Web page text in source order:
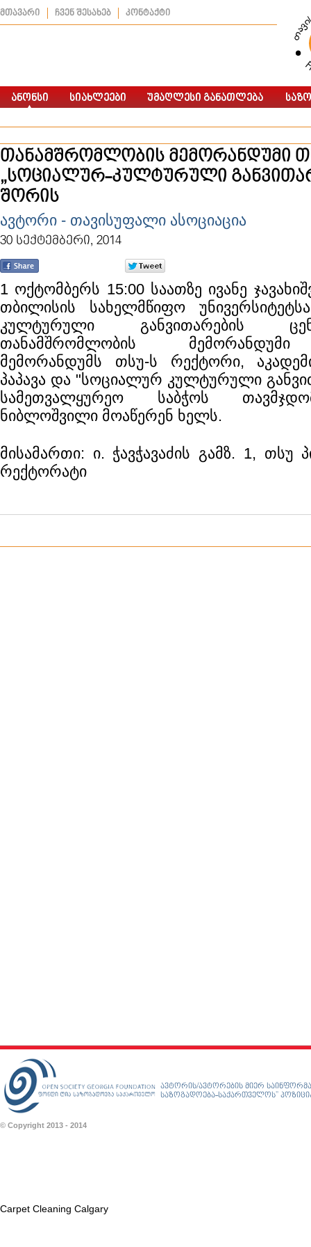
მთავარი ჩვენ შესახებ კონტაქტი
თანამშრომლობის მემორანდუმი
„სოციალურ-კულტურული
შორის
ავტორი - თავისუფალი ასოციაცია
30 სექტემბერი, 2014
1 ოქტომბერს 15:00 საათზე ივანე
თბილისის სახელმწიფო
კულტურული განვითარების
თანამშრომლობის
მემორანდუმს თსუ-ს რექტორი,
პაპავა და "სოციალურ კულტურული
სამეთვალყურეო საბჭოს
ნიბლოშვილი მოაწერენ ხელს.
მისამართი: ი. ჭავჭავაძის გამზ. 1, თსუ
რექტორატი
ავტორის/ავტორების მიერ
საზოგადოება-საქართველოს”
© Copyright 2013 - 2014
Carpet Cleaning Calgary